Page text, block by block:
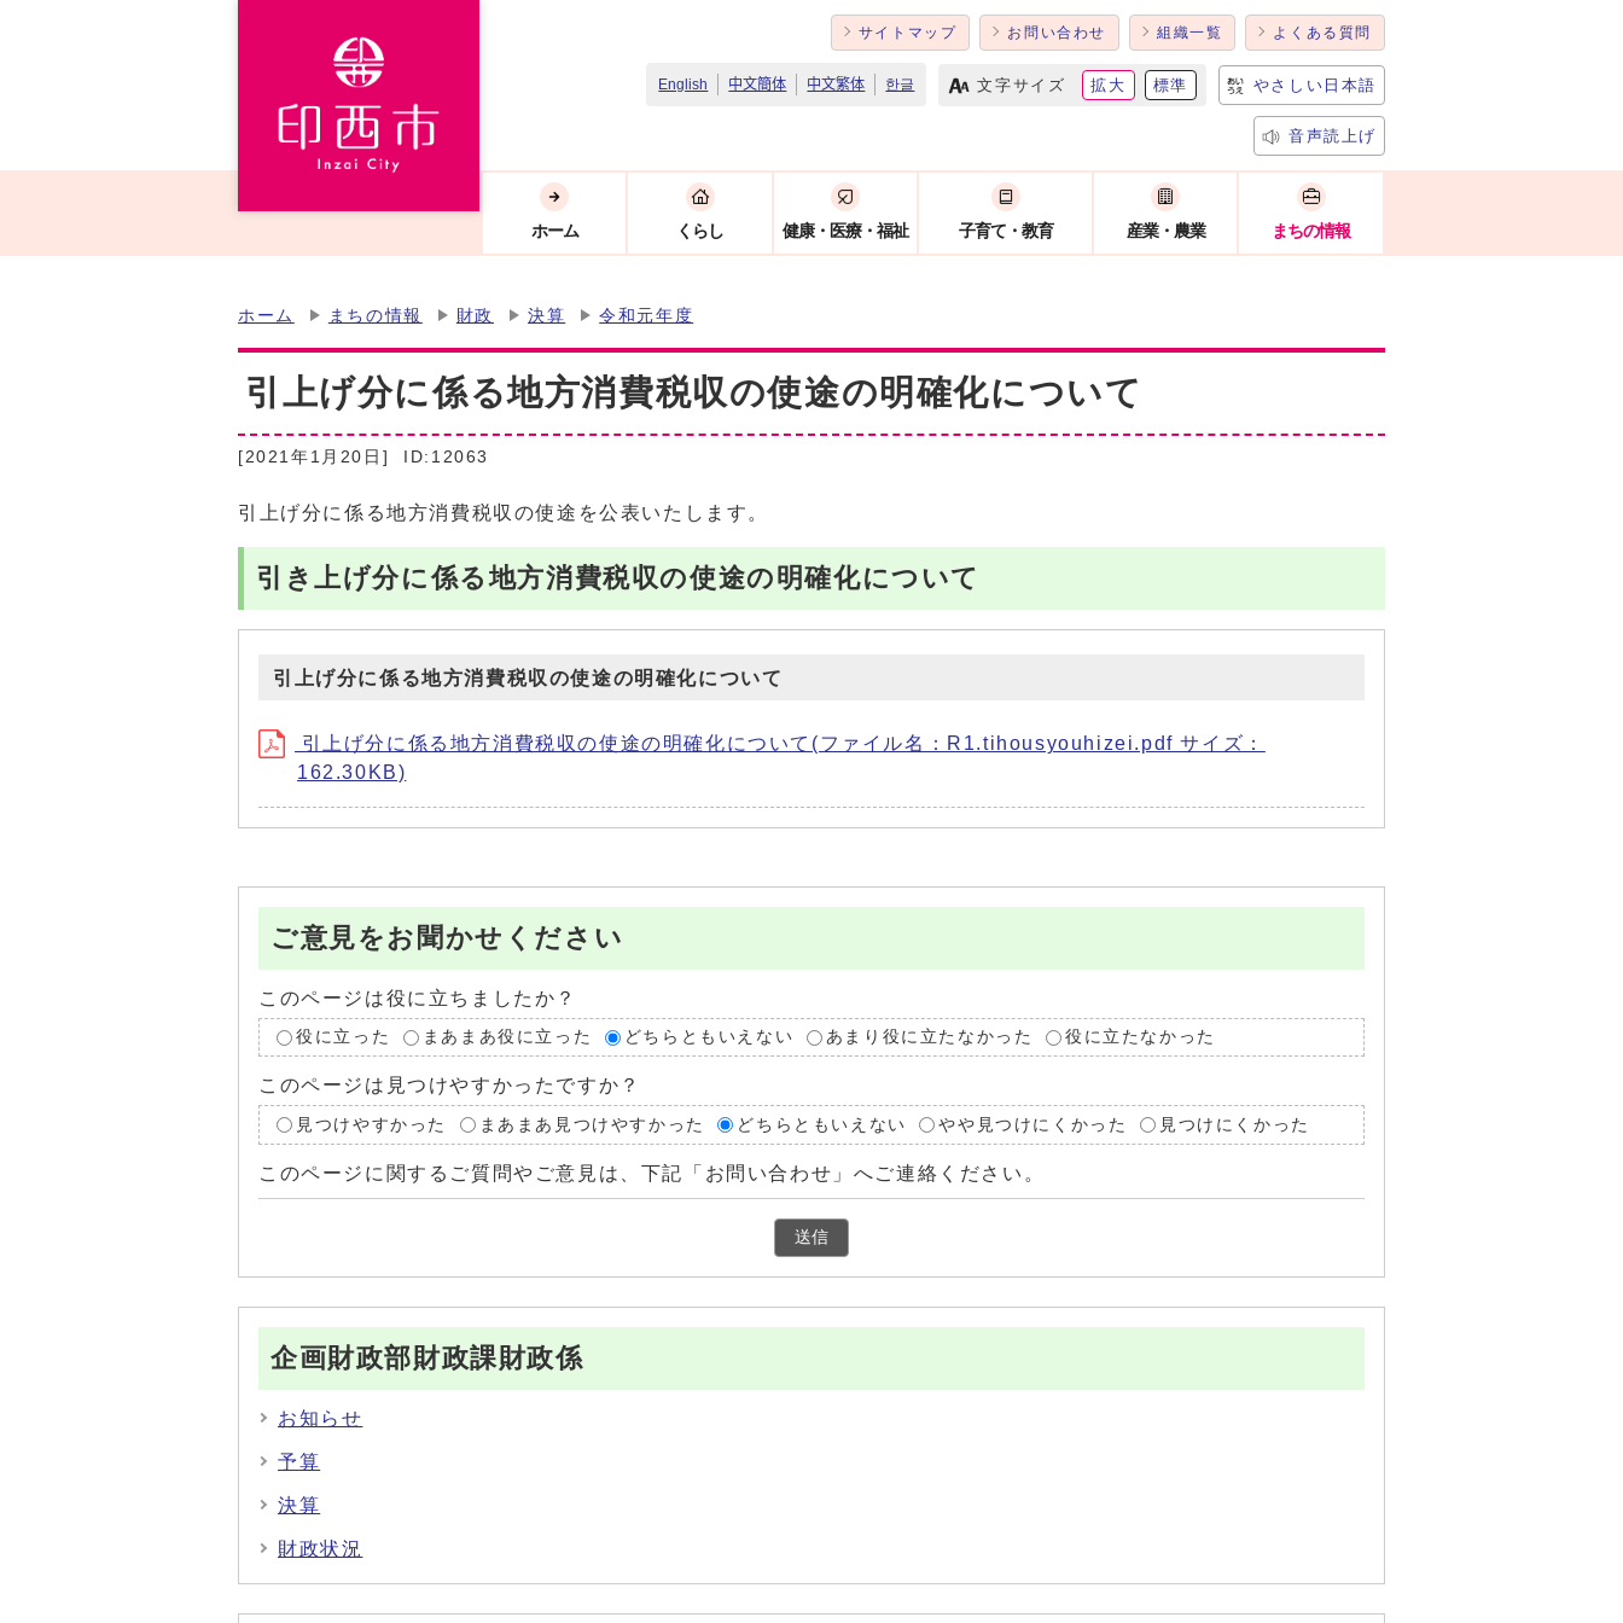
サイトマップ お問い合わせ 組織一覧 よくある質問
English 中文簡体 中文繁体 한글 文字サイズ 拡大 標準 やさしい日本語
音声読上げ
ホーム くらし 健康・医療・福祉 子育て・教育 産業・農業 まちの情報
ホーム まちの情報 財政 決算 令和元年度
引上げ分に係る地方消費税収の使途の明確化について
[2021年1月20日] ID:12063
引上げ分に係る地方消費税収の使途を公表いたします。
引き上げ分に係る地方消費税収の使途の明確化について
引上げ分に係る地方消費税収の使途の明確化について
引上げ分に係る地方消費税収の使途の明確化について(ファイル名：R1.tihousyouhizei.pdf サイズ：
162.30KB)
ご意見をお聞かせください
このページは役に立ちましたか？
役に立った まあまあ役に立った どちらともいえない あまり役に立たなかった 役に立たなかった
このページは見つけやすかったですか？
見つけやすかった まあまあ見つけやすかった どちらともいえない やや見つけにくかった 見つけにくかった
このページに関するご質問やご意見は、下記「お問い合わせ」へご連絡ください。
企画財政部財政課財政係
お知らせ
予算
決算
財政状況